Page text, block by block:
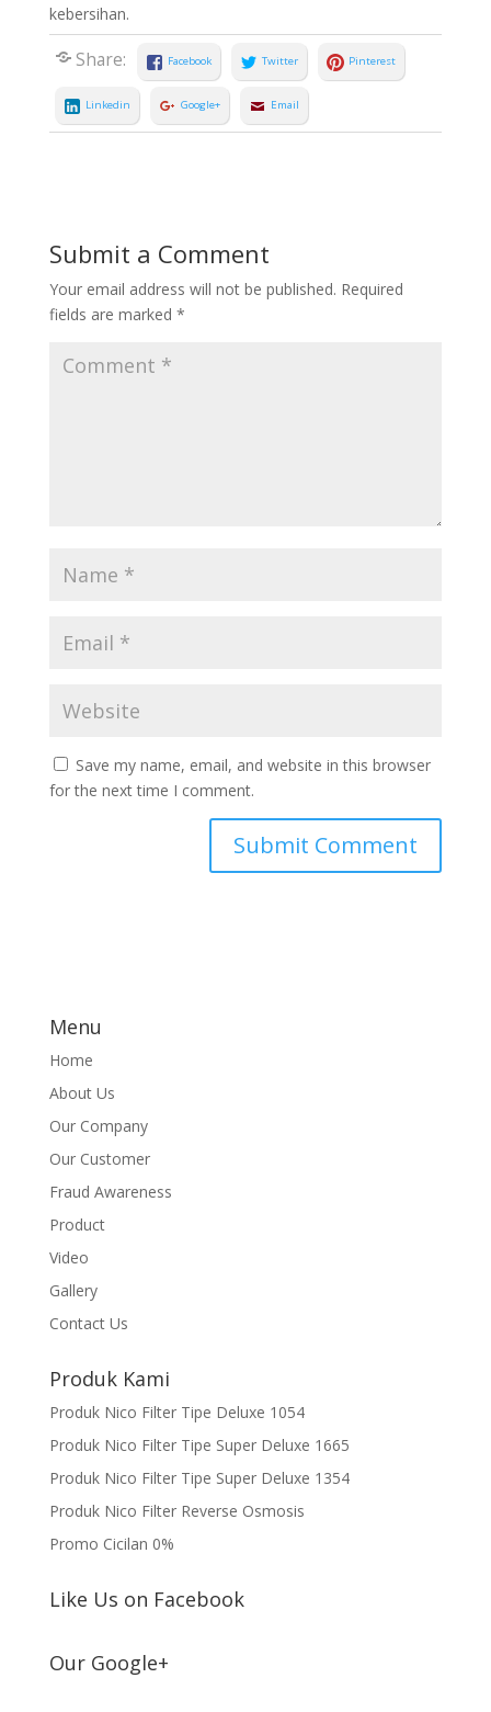
kebersihan.
Share: Facebook Twitter Pinterest
Linkedin Google+ Email
Submit a Comment
Your email address will not be published. Required
fields are marked *
Save my name, email, and website in this browser
for the next time I comment.
Menu
Home
About Us
Our Company
Our Customer
Fraud Awareness
Product
Video
Gallery
Contact Us
Produk Kami
Produk Nico Filter Tipe Deluxe 1054
Produk Nico Filter Tipe Super Deluxe 1665
Produk Nico Filter Tipe Super Deluxe 1354
Produk Nico Filter Reverse Osmosis
Promo Cicilan 0%
Like Us on Facebook
Our Google+